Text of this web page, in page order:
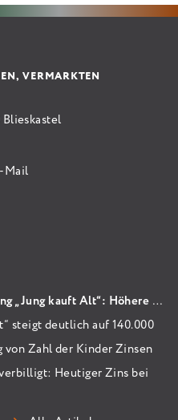
[…]
VERMARKTEN
Blieskastel
Mail
06. August 2026 – KfW-Förderung „Jung kauft Alt“: Höhere Kredite ab August 2026
steigt deutlich auf 140.000
von Zahl der Kinder Zinsen
Heutiger Zins bei